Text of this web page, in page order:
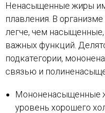
Ненасыщенные жиры
плавления. В
легче, чем
важных функций.
подкатегории,
связью и
Мононенасыщенные
уровень хорошего